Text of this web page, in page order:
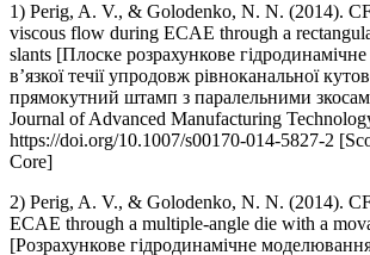
1) Perig, A. V., & Golodenko, N. N. (2014).
viscous flow during ECAE through a
slants [Плоске розрахункове
в’язкої течії упродовж рівноканальної
прямокутний штамп з паралельними
Journal of Advanced Manufacturing
https://doi.org/10.1007/s00170-014-5827-2
Core]
2) Perig, A. V., & Golodenko, N. N. (2014).
ECAE through a multiple-angle die with a
[Розрахункове гідродинамічне